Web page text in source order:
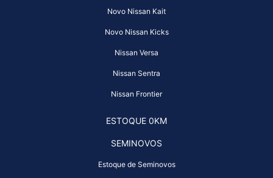
Novo Nissan Kait
Novo Nissan Kicks
Nissan Versa
Nissan Sentra
Nissan Frontier
ESTOQUE 0KM
SEMINOVOS
Estoque de Seminovos